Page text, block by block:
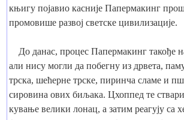
књигу појавио касније Папермакинг
промовише развој светске цивилизације.
До данас, процес Папермакинг такође
али нису могли да побегну из дрвета,
трска, шећерне трске, пиринча сламе и
сировина ових биљака. Цхоппед те
кување велики лонац, а затим реагују са